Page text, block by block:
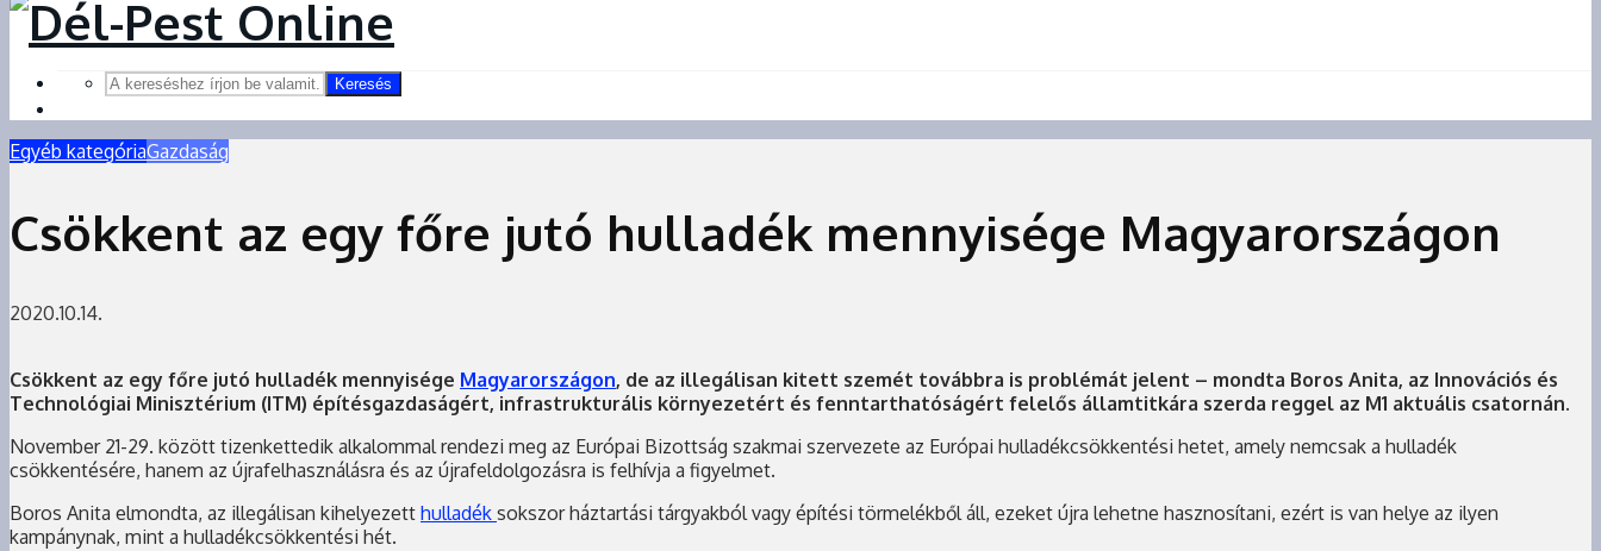
Keresés
Egyéb kategóriaGazdaság
Csökkent az egy főre jutó hulladék mennyisége Magyarországon
2020.10.14.
Csökkent az egy főre jutó hulladék mennyisége Magyarországon, de az illegálisan kitett szemét továbbra is problémát jelent – mondta Boros Anita, az Innovációs és
Technológiai Minisztérium (ITM) építésgazdaságért, infrastrukturális környezetért és fenntarthatóságért felelős államtitkára szerda reggel az M1 aktuális csatornán.
November 21-29. között tizenkettedik alkalommal rendezi meg az Európai Bizottság szakmai szervezete az Európai hulladékcsökkentési hetet, amely nemcsak a hulladék
csökkentésére, hanem az újrafelhasználásra és az újrafeldolgozásra is felhívja a figyelmet.
Boros Anita elmondta, az illegálisan kihelyezett hulladék sokszor háztartási tárgyakból vagy építési törmelékből áll, ezeket újra lehetne hasznosítani, ezért is van helye az ilyen
kampánynak, mint a hulladékcsökkentési hét.